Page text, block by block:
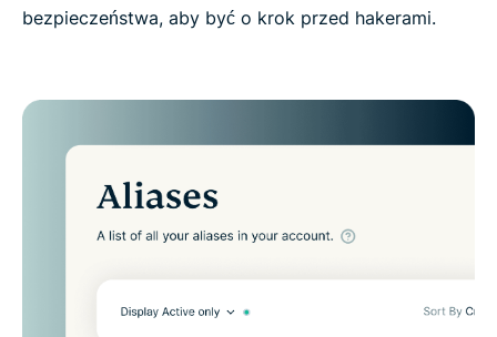
bezpieczeństwa, aby być o krok przed hakerami.